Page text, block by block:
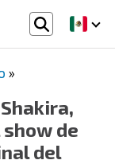
»
show de
del